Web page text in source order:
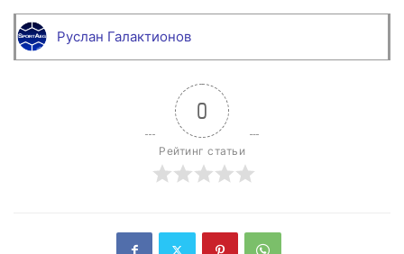
Руслан Галактионов
0
Рейтинг статьи